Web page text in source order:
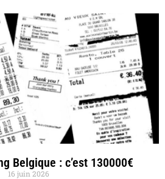
Belgique : c’est 130000€
16 juin 2026